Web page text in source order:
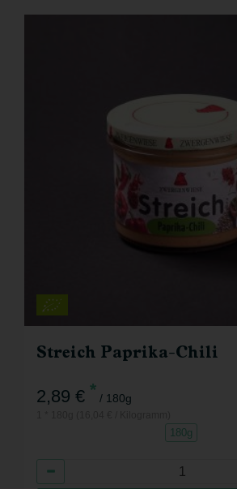
Streich Paprika-Chili
2,89 € * / 180g
180g